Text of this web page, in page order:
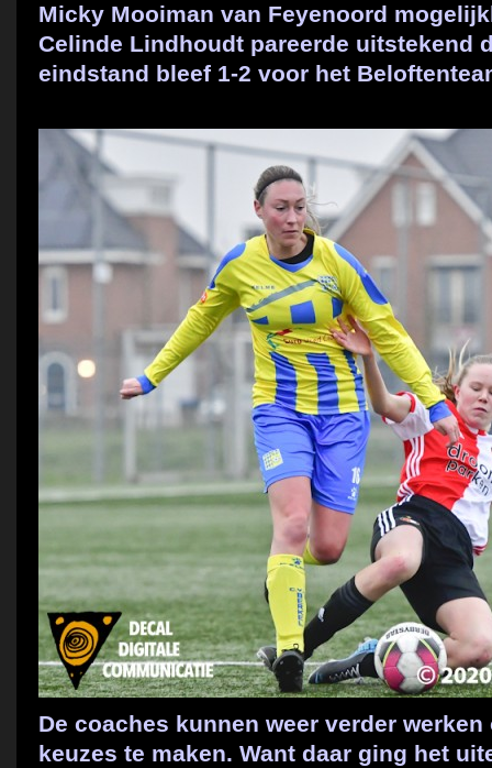
Micky Mooiman van Feyenoord
Celinde Lindhoudt pareerde uitstekend
eindstand bleef 1-2 voor het
De coaches kunnen weer verder
keuzes te maken. Want daar ging het